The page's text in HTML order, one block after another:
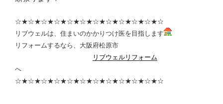
☆★☆★☆★☆★☆★☆★☆★☆★☆★☆★☆★☆
リブウェルは、住まいのかかりつけ医を目指します
リフォームするなら、大阪府松原市
リブウェルリフォーム
へ
☆★☆★☆★☆★☆★☆★☆★☆★☆★☆★☆★☆